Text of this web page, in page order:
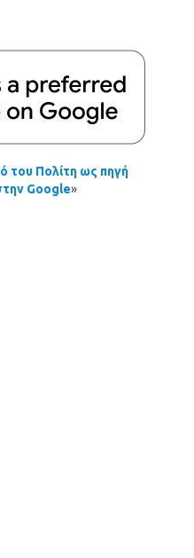
του Πολίτη ως πηγή
Google»